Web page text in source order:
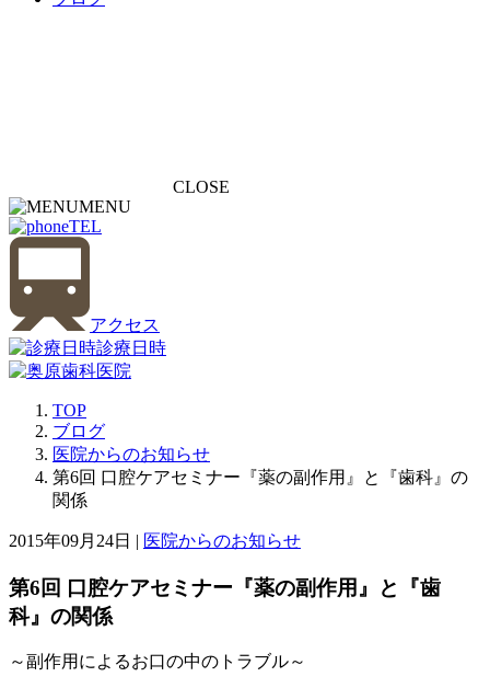
CLOSE
MENU
TEL
アクセス
診療日時
TOP
ブログ
医院からのお知らせ
第6回 口腔ケアセミナー『薬の副作用』と『歯科』の
関係
2015年09月24日 | 医院からのお知らせ
第6回 口腔ケアセミナー『薬の副作用』と『歯
科』の関係
～副作用によるお口の中のトラブル～